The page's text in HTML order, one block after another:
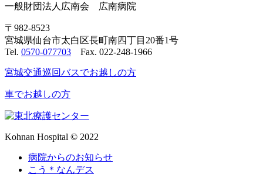
一般財団法人広南会 広南病院
〒982-8523
宮城県仙台市太白区長町南四丁目20番1号
Tel. 0570-077703 Fax. 022-248-1966
宮城交通巡回バスでお越しの方
車でお越しの方
Kohnan Hospital © 2022
病院からのお知らせ
こう＊なんデス